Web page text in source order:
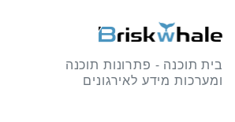
בית תוכנה - פתרונות תוכנה
ומערכות מידע לאירגונים